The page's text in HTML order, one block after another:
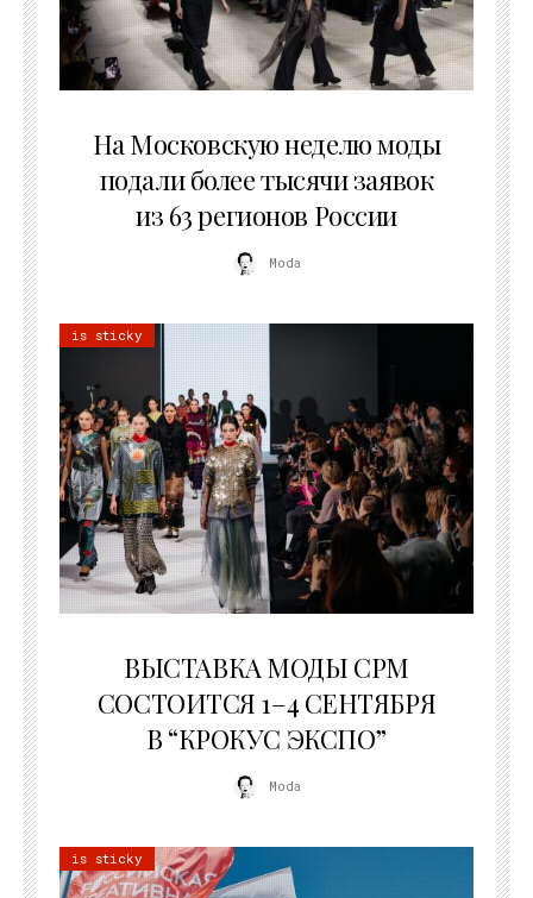
На Московскую неделю моды
подали более тысячи заявок
из 63 регионов России
Moda
is sticky
ВЫСТАВКА МОДЫ CPM
СОСТОИТСЯ 1–4 СЕНТЯБРЯ
В “КРОКУС ЭКСПО”
Moda
is sticky